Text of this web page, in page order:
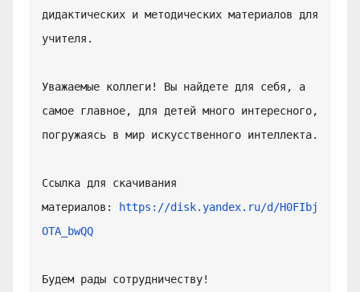
дидактических и методических материалов для
учителя.
Уважаемые коллеги! Вы найдете для себя, а
самое главное, для детей много интересного,
погружаясь в мир искусственного интеллекта.
Ссылка для скачивания
материалов:
https://disk.yandex.ru/d/H0FIbj
OTA_bwQQ
Будем рады сотрудничеству!